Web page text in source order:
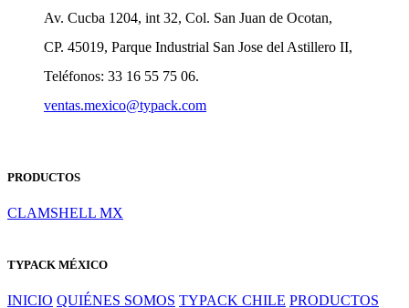
Av. Cucba 1204, int 32, Col. San Juan de Ocotan,
CP. 45019, Parque Industrial San Jose del Astillero II,
Teléfonos: 33 16 55 75 06.
ventas.mexico@typack.com
PRODUCTOS
CLAMSHELL MX
TYPACK MÉXICO
INICIO QUIÉNES SOMOS TYPACK CHILE PRODUCTOS